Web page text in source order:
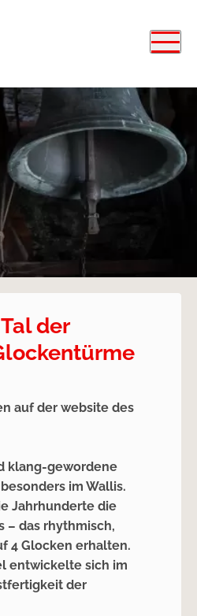
der
auf der website des
klang-gewordene
im Wallis.
Jahrhunderte die
– das rhythmisch,
4 Glocken erhalten.
entwickelte sich im
der